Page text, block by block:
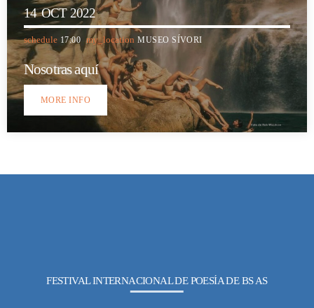
14 OCT 2022
schedule 17:00 my_location MUSEO SÍVORI
Nosotras aquí
MORE INFO
FESTIVAL INTERNACIONAL DE POESÍA DE BS AS